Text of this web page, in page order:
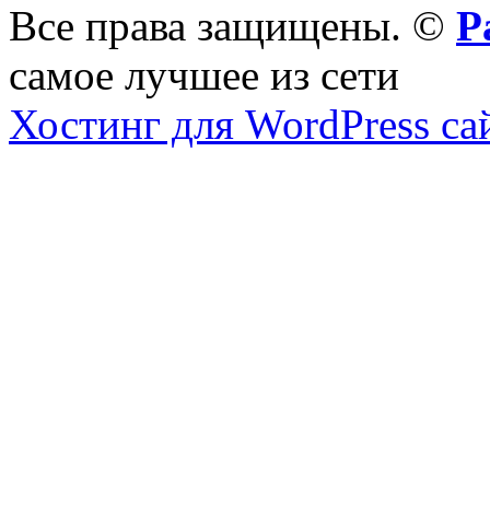
Все права защищены. ©
самое лучшее из сети
Хостинг для WordPress